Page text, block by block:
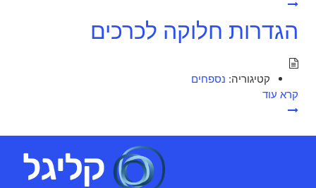
הגדרות חלוקה לכרכים
קטיגוריה: נספחים
קרא עוד